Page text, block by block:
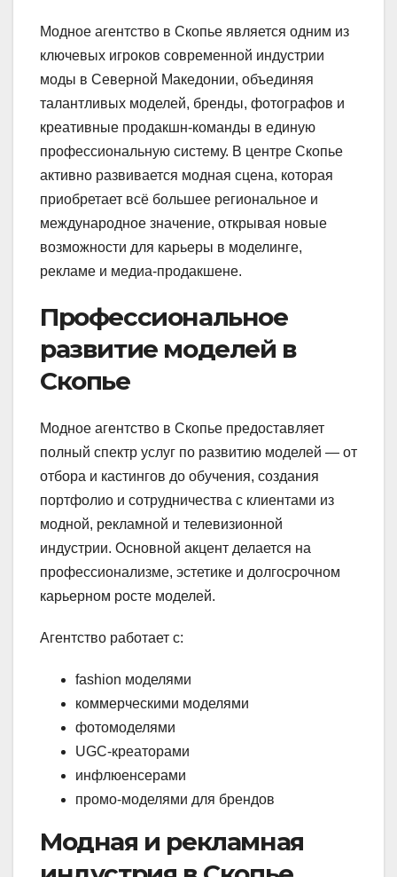
Модное агентство в Скопье является одним из
ключевых игроков современной индустрии
моды в Северной Македонии, объединяя
талантливых моделей, бренды, фотографов и
креативные продакшн-команды в единую
профессиональную систему. В центре Скопье
активно развивается модная сцена, которая
приобретает всё большее региональное и
международное значение, открывая новые
возможности для карьеры в моделинге,
рекламе и медиа-продакшене.
Профессиональное
развитие моделей в
Скопье
Модное агентство в Скопье предоставляет
полный спектр услуг по развитию моделей — от
отбора и кастингов до обучения, создания
портфолио и сотрудничества с клиентами из
модной, рекламной и телевизионной
индустрии. Основной акцент делается на
профессионализме, эстетике и долгосрочном
карьерном росте моделей.
Агентство работает с:
fashion моделями
коммерческими моделями
фотомоделями
UGC-креаторами
инфлюенсерами
промо-моделями для брендов
Модная и рекламная